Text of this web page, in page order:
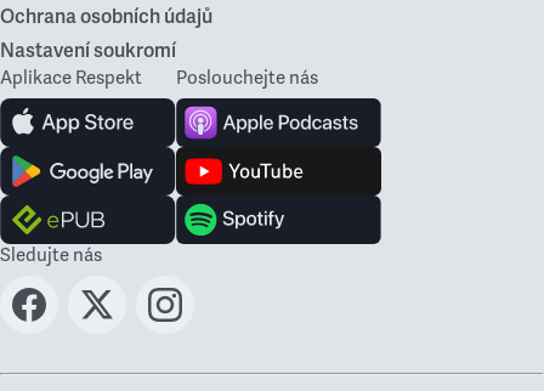
Ochrana osobních údajů
Nastavení soukromí
Aplikace Respekt Poslouchejte nás
Sledujte nás